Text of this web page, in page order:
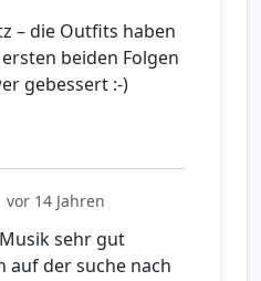
– die Outfits haben
beiden Folgen
gebessert :-)
vor 14 Jahren
sehr gut
auf der suche nach